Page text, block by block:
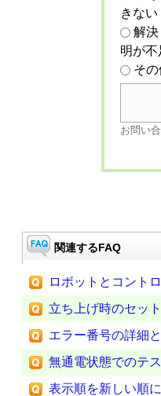
きない
解
明が
そ
お問い
関連するFAQ
ロボットとコント
立ち上げ時のセッ
エラー番号の詳細
無通電状態でのテ
表示順を新しい順